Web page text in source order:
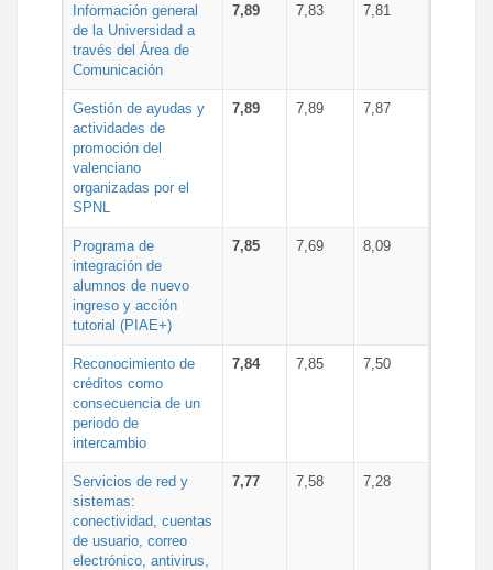
Información general
de la Universidad a
través del Área de
Comunicación
7,89 7,83 7,81
Gestión de ayudas y
actividades de
promoción del
valenciano
organizadas por el
SPNL
7,89 7,89 7,87
Programa de
integración de
alumnos de nuevo
ingreso y acción
tutorial (PIAE+)
7,85 7,69 8,09
Reconocimiento de
créditos como
consecuencia de un
periodo de
intercambio
7,84 7,85 7,50
Servicios de red y
sistemas:
conectividad, cuentas
de usuario, correo
electrónico, antivirus,
7,77 7,58 7,28